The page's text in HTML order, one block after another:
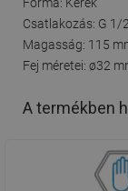
Csatlakozás: G 1/
Magasság: 115
Fej méretei: ø32
A termékben